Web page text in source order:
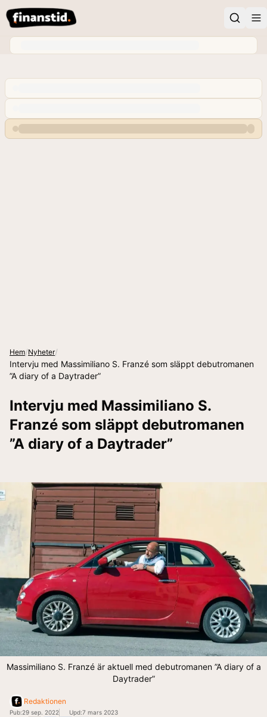
Hem/Nyheter/
Intervju med Massimiliano S. Franzé som släppt debutromanen
”A diary of a Daytrader”
Intervju med Massimiliano S.
Franzé som släppt debutromanen
”A diary of a Daytrader”
Massimiliano S. Franzé är aktuell med debutromanen ”A diary of a
Daytrader”
Redaktionen
Pub:29 sep. 2022 Upd:7 mars 2023